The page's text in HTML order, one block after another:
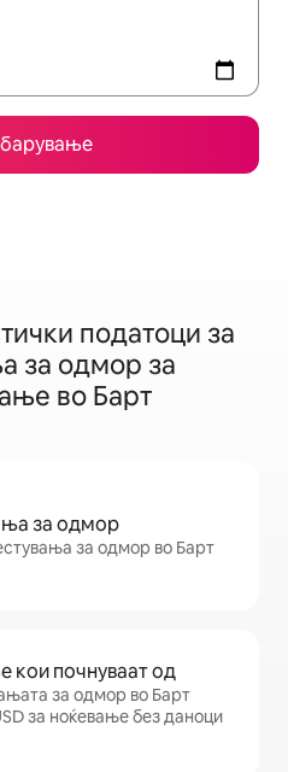
податоци за
за одмор за
во Барт
за одмор
за одмор во Барт
кои почнуваат од
за одмор во Барт
за ноќевање без даноци